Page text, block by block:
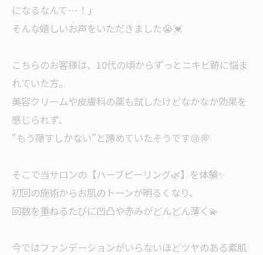
になるなんて…！」
そんな嬉しいお声をいただきました😭💓
こちらのお客様は、10代の頃からずっとニキビ跡に悩ま
れていた方。
美容クリームや皮膚科の薬も試したけどなかなか効果を
感じられず、
“もう隠すしかない”と諦めていたそうです😢💭
そこで当サロンの【ハーブピーリング🌿】を体験✨
初回の施術からお肌のトーンが明るくなり、
回数を重ねるたびに凹凸や赤みがどんどん薄く💫
今ではファンデーションがいらないほどツヤのある素肌